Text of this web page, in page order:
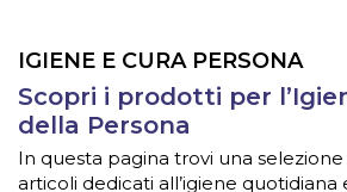
IGIENE E CURA PERSONA
Scopri i prodotti per
della Persona
In questa pagina trovi una
articoli dedicati all’igiene quotidiana